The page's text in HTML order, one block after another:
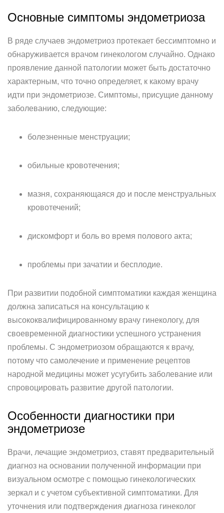
Основные симптомы эндометриоза
В ряде случаев эндометриоз протекает бессимптомно и
обнаруживается врачом гинекологом случайно. Однако
проявление данной патологии может быть достаточно
характерным, что точно определяет, к какому врачу
идти при эндометриозе. Симптомы, присущие данному
заболеванию, следующие:
болезненные менструации;
обильные кровотечения;
мазня, сохраняющаяся до и после менструальных
кровотечений;
дискомфорт и боль во время полового акта;
проблемы при зачатии и бесплодие.
При развитии подобной симптоматики каждая женщина
должна записаться на консультацию к
высококвалифицированному врачу гинекологу, для
своевременной диагностики успешного устранения
проблемы. С эндометриозом обращаются к врачу,
потому что самолечение и применение рецептов
народной медицины может усугубить заболевание или
спровоцировать развитие другой патологии.
Особенности диагностики при
эндометриозе
Врачи, лечащие эндометриоз, ставят предварительный
диагноз на основании полученной информации при
визуальном осмотре с помощью гинекологических
зеркал и с учетом субъективной симптоматики. Для
уточнения или подтверждения диагноза гинеколог